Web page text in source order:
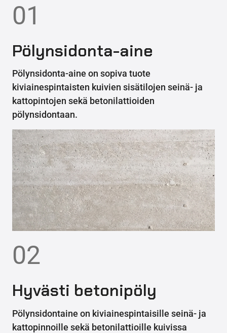
01
Pölynsidonta-aine
Pölynsidonta-aine on sopiva tuote
kiviainespintaisten kuivien sisätilojen seinä- ja
kattopintojen sekä betonilattioiden
pölynsidontaan.
02
Hyvästi betonipöly
Pölynsidontaine on kiviainespintaisille seinä- ja
kattopinnoille sekä betonilattioille kuivissa